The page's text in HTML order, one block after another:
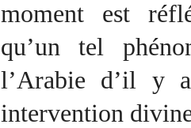
moment est
qu’un tel
l’Arabie d’il y
intervention